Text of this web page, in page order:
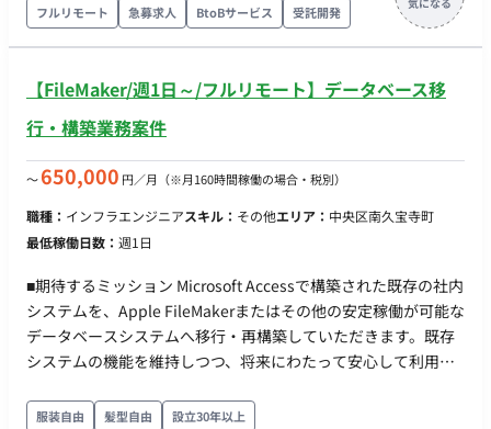
用★★ Claude Code AI駆動開発を進めています(7~8割はAIでの
クを消化していただく想定でございます。 ■稼働開始時期 開始
時期：2026年10月1日開始
フルリモート
急募求人 BtoBサービス 受託開発
【FileMaker/週1日～/フルリモート】データベース移
行・構築業務案件
〜650,000 円／月 （※月160時間稼働の場合・税別）
職種： インフラエンジニアスキル： その他エリア： 中央区南久宝寺町
最低稼働日数： 週1日
■期待するミッション Microsoft Accessで構築された既存の社内
システムを、Apple FileMakerまたはその他の安定稼働が可能な
データベースシステムへ移行・再構築していただきます。既存
システムの機能を維持しつつ、将来にわたって安心して利用で
しているMicrosoft Access（バージョン2007～2010、パソコン
服装自由 髪型自由
設立30年以上